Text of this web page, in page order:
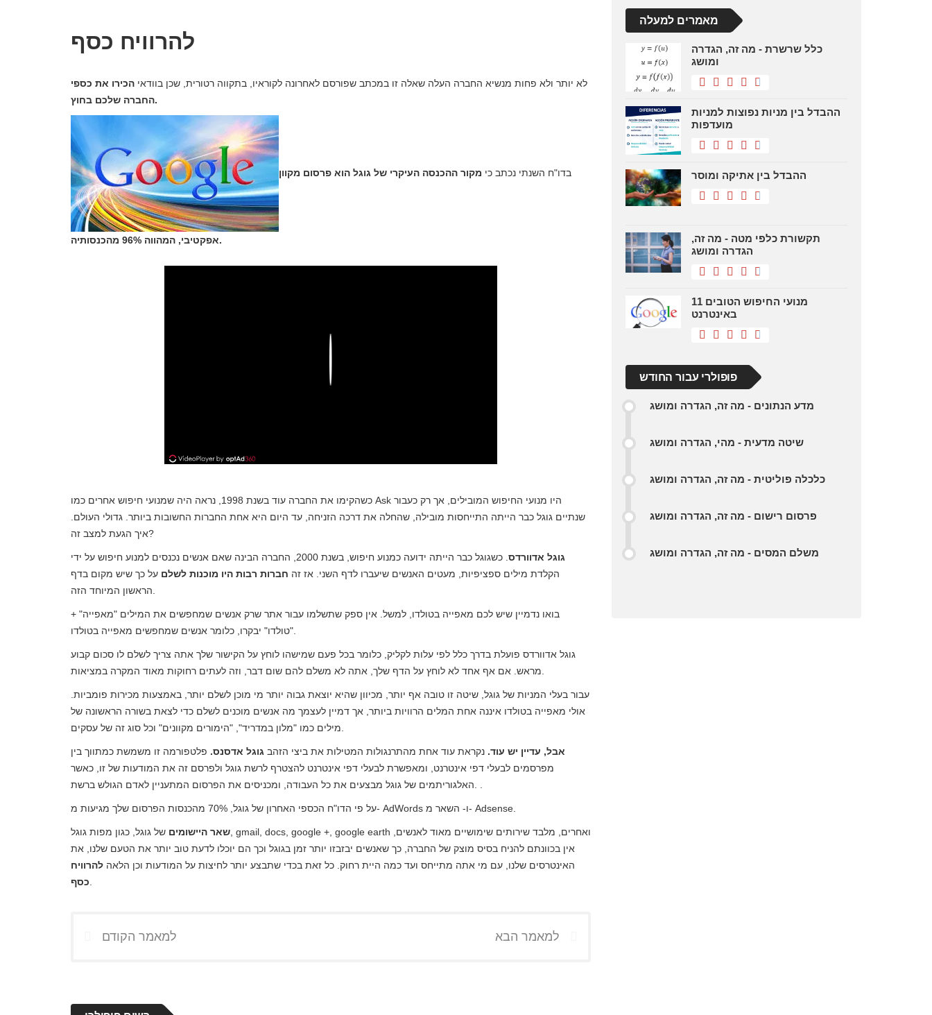
להרוויח כסף
לא יותר ולא פחות מנשיא החברה העלה שאלה זו במכתב שפורסם לאחרונה לקוראיו, בתקווה רטורית, שכן בוודאי הכירו את כספי
החברה שלכם בחוץ.
בדו"ח השנתי נכתב כי מקור ההכנסה העיקרי של גוגל הוא פרסום מקוון
אפקטיבי, המהווה 96% מהכנסותיה.
כשהקימו את החברה עוד בשנת 1998, נראה היה שמנועי חיפוש אחרים כמו Ask היו מנועי החיפוש המובילים, אך רק כעבור
שנתיים גוגל כבר הייתה התייחסות מובילה, שהחלה את דרכה הזניחה, עד היום היא אחת החברות החשובות ביותר. גדולי העולם.
איך הגעת למצב זה?
גוגל אדוורדס
. כשגוגל כבר הייתה ידועה כמנוע חיפוש, בשנת 2000, החברה הבינה שאם אנשים נכנסים למנוע חיפוש על ידי
הקלדת מילים ספציפיות, מעטים האנשים שיעברו לדף השני. אז זה חברות רבות היו מוכנות לשלם על כך שיש מקום בדף
בואו נדמיין שיש לכם מאפייה בטולדו, למשל. אין ספק שתשלמו עבור אתר שרק אנשים שמחפשים את המילים "מאפייה" +
גוגל אדוורדס פועלת בדרך כלל לפי עלות לקליק, כלומר בכל פעם שמישהו לוחץ על הקישור שלך אתה צריך לשלם לו סכום קבוע
עבור בעלי המניות של גוגל, שיטה זו טובה אף יותר, מכיוון שהיא יוצאת גבוה יותר מי מוכן לשלם יותר, באמצעות מכירות פומביות.
אולי מאפייה בטולדו איננה אחת המלים הרוויות ביותר, אך דמיין לעצמך מה אנשים מוכנים לשלם כדי לצאת בשורה הראשונה של
אבל, עדיין יש עוד. נקראת עוד אחת מהתרנגולות המטילות את ביצי הזהב גוגל אדסנס. פלטפורמה זו משמשת כמתווך בין
מפרסמים לבעלי דפי אינטרנט, ומאפשרת לבעלי דפי אינטרנט להצטרף לרשת גוגל ולפרסם זה את המודעות של זו, כאשר
על פי הדו"ח הכספי האחרון של גוגל, 70% מהכנסות הפרסום שלך מגיעות מ- AdWords ו- השאר מ- Adsense.
שאר היישומים של גוגל, כגון מפות גוגל, gmail, docs, google +, google earth ואחרים, מלבד שירותים שימושיים מאוד לאנשים,
אין בכוונתם להניח בסיס מוצק של החברה, כך שאנשים יבזבזו יותר זמן בגוגל וכך הם יוכלו לדעת טוב יותר את הטעם שלנו, את
האינטרסים שלנו, עם מי אתה מתייחס ועד כמה היית רחוק. כל זאת בכדי שתבצע יותר לחיצות על המודעות וכן הלאה להרוויח
כסף
למאמר הקודם למאמר הבא
מאמרים למעלה
כלל שרשרת - מה זה, הגדרה
ומושג
ההבדל בין מניות נפוצות למניות
מועדפות
ההבדל בין אתיקה ומוסר
תקשורת כלפי מטה - מה זה,
הגדרה ומושג
11 מנועי החיפוש הטובים
באינטרנט
פופולרי עבור החודש
מדע הנתונים - מה זה, הגדרה ומושג
שיטה מדעית - מהי, הגדרה ומושג
כלכלה פוליטית - מה זה, הגדרה ומושג
פרסום רישום - מה זה, הגדרה ומושג
משלם המסים - מה זה, הגדרה ומושג